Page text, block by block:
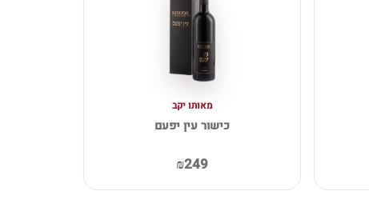
מאותו יקב
כישור עין יפעם
₪249